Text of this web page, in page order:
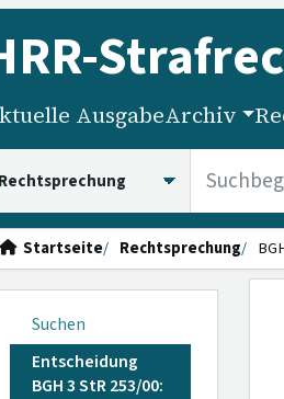
HRR-
AusgabeArchiv
Startseite Rechtsprechung
Suchen
Entscheidung
BGH 3 StR 253/00: